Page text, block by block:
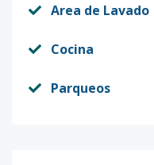
Area de Lavado
Cocina
Parqueos